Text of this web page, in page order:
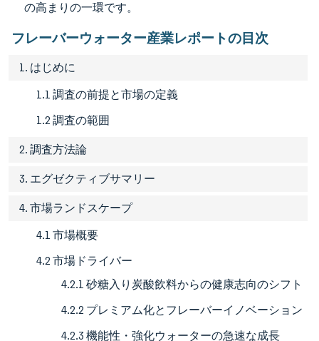
の高まりの一環です。
フレーバーウォーター産業レポートの目次
1. はじめに
1.1 調査の前提と市場の定義
1.2 調査の範囲
2. 調査方法論
3. エグゼクティブサマリー
4. 市場ランドスケープ
4.1 市場概要
4.2 市場ドライバー
4.2.1 砂糖入り炭酸飲料からの健康志向のシフト
4.2.2 プレミアム化とフレーバーイノベーション
4.2.3 機能性・強化ウォーターの急速な成長